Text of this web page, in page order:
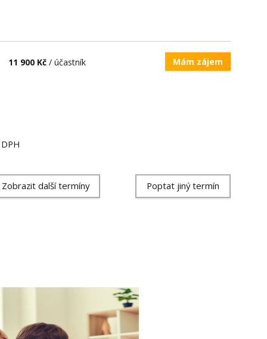
11 900 Kč / účastník Mám zájem
Zobrazit další termíny Poptat jiný termín